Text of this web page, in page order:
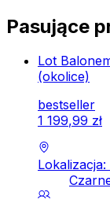
Pasujące
Lot
(okolice)
bestseller
1 199,99 zł
Lokalizacja: